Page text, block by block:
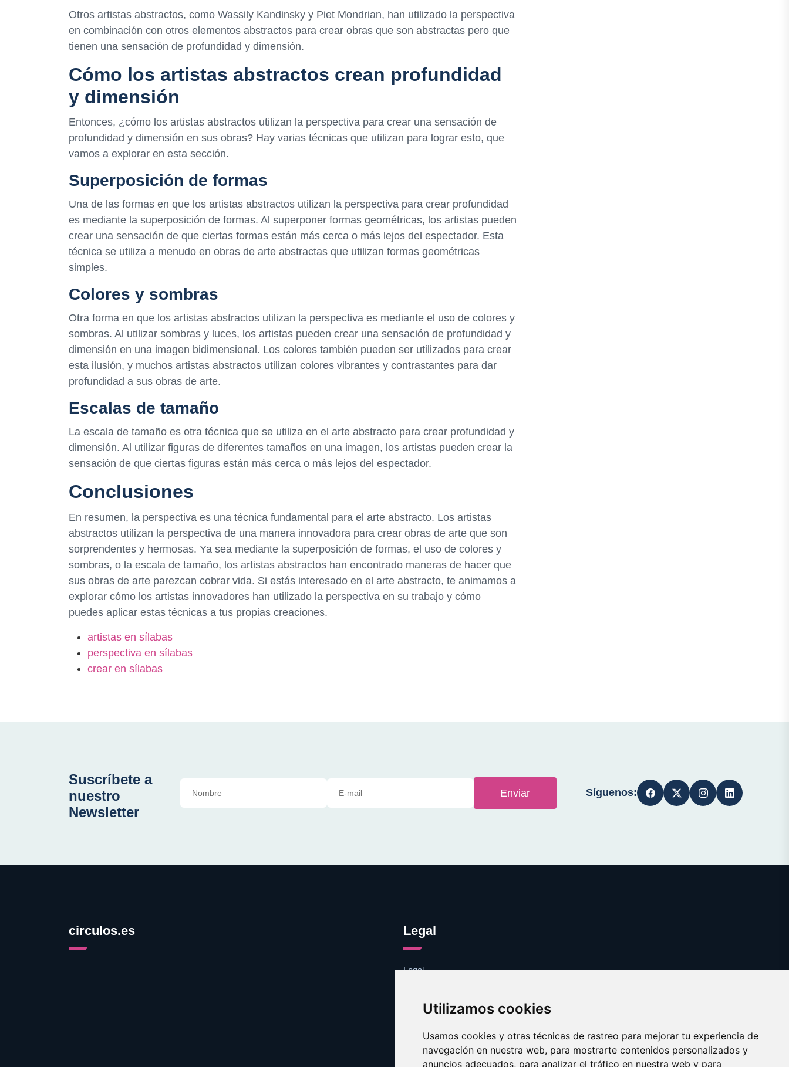
Utilizamos cookies
Usamos cookies y otras técnicas de rastreo para mejorar tu experiencia de
navegación en nuestra web, para mostrarte contenidos personalizados y
anuncios adecuados, para analizar el tráfico en nuestra web y para
Otros artistas abstractos, como Wassily Kandinsky y Piet Mondrian, han utilizado la perspectiva
en combinación con otros elementos abstractos para crear obras que son abstractas pero que
tienen una sensación de profundidad y dimensión.
Cómo los artistas abstractos crean profundidad
y dimensión
Entonces, ¿cómo los artistas abstractos utilizan la perspectiva para crear una sensación de
profundidad y dimensión en sus obras? Hay varias técnicas que utilizan para lograr esto, que
vamos a explorar en esta sección.
Superposición de formas
Una de las formas en que los artistas abstractos utilizan la perspectiva para crear profundidad
es mediante la superposición de formas. Al superponer formas geométricas, los artistas pueden
crear una sensación de que ciertas formas están más cerca o más lejos del espectador. Esta
técnica se utiliza a menudo en obras de arte abstractas que utilizan formas geométricas
simples.
Colores y sombras
Otra forma en que los artistas abstractos utilizan la perspectiva es mediante el uso de colores y
sombras. Al utilizar sombras y luces, los artistas pueden crear una sensación de profundidad y
dimensión en una imagen bidimensional. Los colores también pueden ser utilizados para crear
esta ilusión, y muchos artistas abstractos utilizan colores vibrantes y contrastantes para dar
profundidad a sus obras de arte.
Escalas de tamaño
La escala de tamaño es otra técnica que se utiliza en el arte abstracto para crear profundidad y
dimensión. Al utilizar figuras de diferentes tamaños en una imagen, los artistas pueden crear la
sensación de que ciertas figuras están más cerca o más lejos del espectador.
Conclusiones
En resumen, la perspectiva es una técnica fundamental para el arte abstracto. Los artistas
abstractos utilizan la perspectiva de una manera innovadora para crear obras de arte que son
sorprendentes y hermosas. Ya sea mediante la superposición de formas, el uso de colores y
sombras, o la escala de tamaño, los artistas abstractos han encontrado maneras de hacer que
sus obras de arte parezcan cobrar vida. Si estás interesado en el arte abstracto, te animamos a
explorar cómo los artistas innovadores han utilizado la perspectiva en su trabajo y cómo
puedes aplicar estas técnicas a tus propias creaciones.
artistas en sílabas
perspectiva en sílabas
crear en sílabas
Suscríbete a
nuestro
Newsletter
Enviar Síguenos:
circulos.es Legal
Legal
Contacto